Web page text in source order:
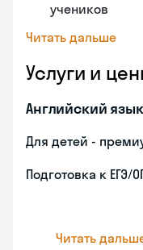
учеников
Читать дальше
Услуги и
Английский язык
Для детей -
Подготовка к ЕГЭ/
Читать